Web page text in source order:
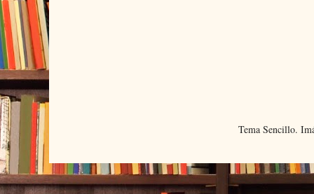
Tema Sencillo.